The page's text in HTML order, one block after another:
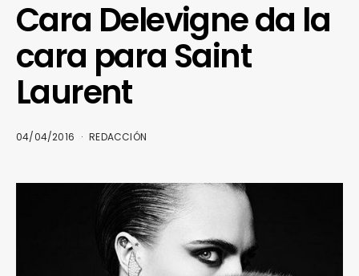
Cara Delevigne da la
cara para Saint
Laurent
04/04/2016 REDACCIÓN